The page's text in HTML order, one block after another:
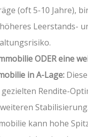
(oft 5-10 Jahre),
Leerstands-
ODER eine
in A-Lage:
Rendite-
kann hohe